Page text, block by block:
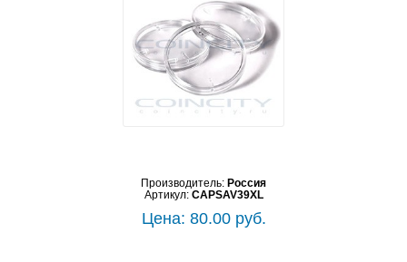
Производитель: Россия
Артикул: CAPSAV39XL
Цена: 80.00 руб.